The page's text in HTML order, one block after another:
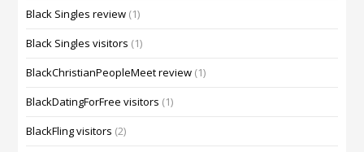
Black Singles review (1)
Black Singles visitors (1)
BlackChristianPeopleMeet review (1)
BlackDatingForFree visitors (1)
BlackFling visitors (2)